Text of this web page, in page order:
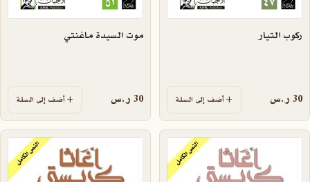
ركوب التيار
30 ر.س أضف إلى السلة
موت السيدة ماغنتي
30 ر.س أضف إلى السلة